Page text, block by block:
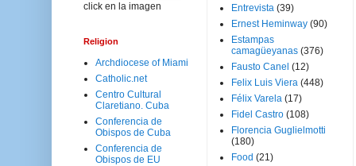
click en la imagen
Religion
Archdiocese of Miami
Catholic.net
Centro Cultural
Claretiano. Cuba
Conferencia de
Obispos de Cuba
Conferencia de
Obispos de EU
Entrevista (39)
Ernest Heminway (90)
Estampas
camagüeyanas (376)
Fausto Canel (12)
Felix Luis Viera (448)
Félix Varela (17)
Fidel Castro (108)
Florencia Guglielmotti
(180)
Food (21)